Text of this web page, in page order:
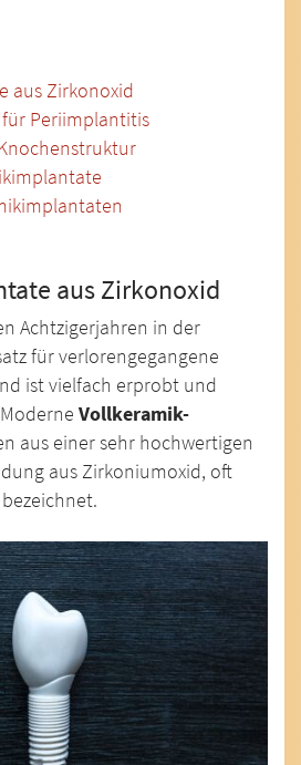
aus Zirkonoxid
für Periimplantitis
aus Zirkonoxid
Achtzigerjahren in der
für verlorengegangene
ist vielfach erprobt und
Vollkeramik-
aus einer sehr hochwertigen
aus Zirkoniumoxid, oft